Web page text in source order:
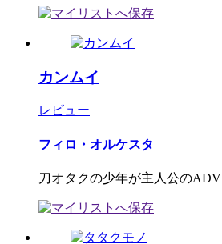
カンムイ
レビュー
フィロ・オルケスタ
刀オタクの少年が主人公のADV